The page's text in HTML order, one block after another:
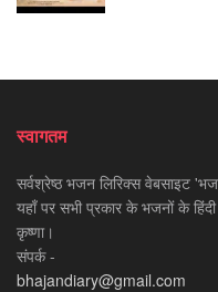
स्वागतम
सर्वश्रेष्ठ भजन लिरिक्स वेबसाइट
यहाँ पर सभी प्रकार के भजनों के
कृष्णा।
संपर्क -
bhajandiary@gmail.com